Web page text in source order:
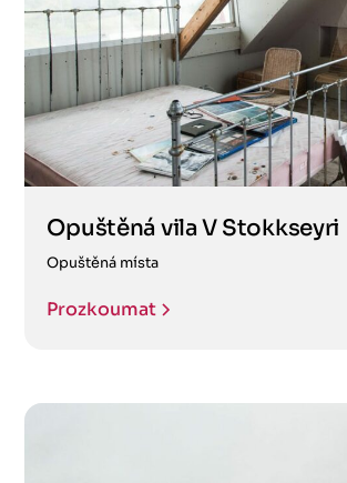
Opuštěná vila V Stokkseyri
Opuštěná místa
Prozkoumat